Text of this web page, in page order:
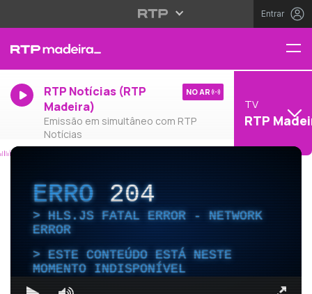
Entrar
RTP Notícias (RTP
Madeira)
Emissão em simultâneo com RTP
Notícias
NO AR
TV
RTP
ERRO204
HLS.JS FATAL ERROR - NETWORK
ERROR
ESTE CONTEÚDO ESTÁ NESTE
MOMENTO INDISPONÍVEL